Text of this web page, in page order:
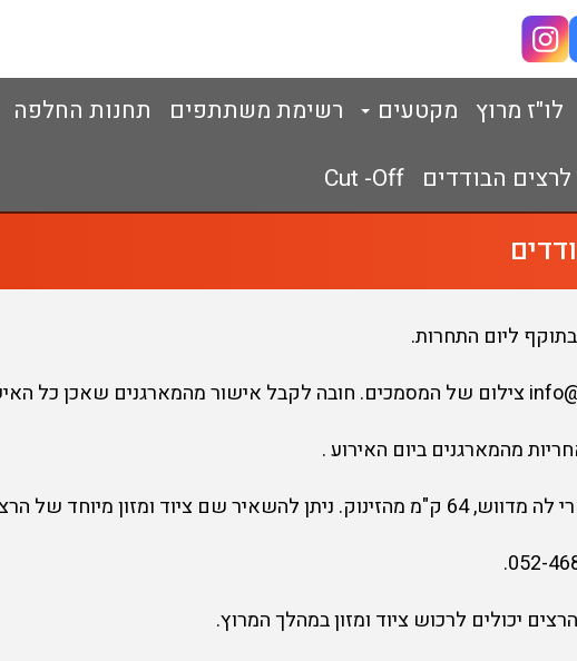
לו"ז מרוץ מקטעים רשימת משתתפים תחנות החלפה
הבודדים Cut -Off
ליום התחרות.
ניתן להשאיר שם ציוד ומזון מיוחד של
יכולים לרכוש ציוד ומזון במהלך המרוץ.